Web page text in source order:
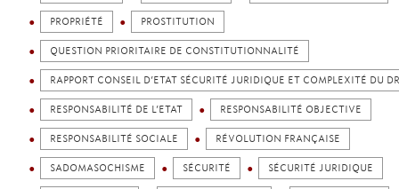
PROPRIÉTÉ PROSTITUTION
QUESTION PRIORITAIRE DE CONSTITUTIONNALITÉ
RAPPORT CONSEIL D’ETAT SÉCURITÉ JURIDIQUE ET COMPLEXITÉ DU
RESPONSABILITÉ DE L’ETAT RESPONSABILITÉ OBJECTIVE
RESPONSABILITÉ SOCIALE RÉVOLUTION FRANÇAISE
SADOMASOCHISME SÉCURITÉ SÉCURITÉ JURIDIQUE